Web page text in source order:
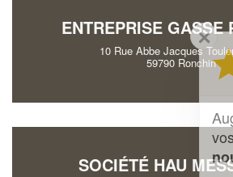
ENTREPRISE GASSE
10 Rue Abbe Jacques
59790 Ronchin
SOCIÉTÉ HAU
✕
Vous êtes
Augmentez votre
tout
nouveaux clients!